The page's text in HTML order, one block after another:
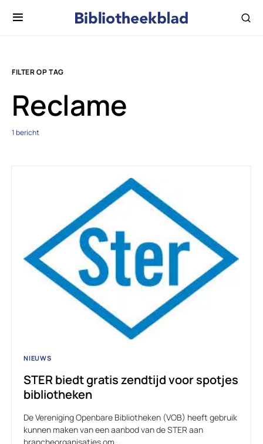
FILTER OP TAG
Reclame
1 bericht
NIEUWS
STER biedt gratis zendtijd voor spotjes
bibliotheken
De Vereniging Openbare Bibliotheken (VOB) heeft gebruik
kunnen maken van een aanbod van de STER aan